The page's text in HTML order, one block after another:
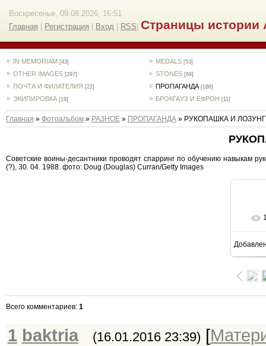
Воскресенье, 09.08.2026, 16:51
Главная
Регистрация Вход RSS Страницы истории
IN MEMORIAM [43] MEDALS [53]
OTHER IMAGES [297] STONES [69]
ПОЧТА И ФИЛАТЕЛИЯ [22] ПРОПАГАНДА [186]
ЭКИПИРОВКА [19] БРОКГАУЗ И ЕФРОН [11]
Главная » Фотоальбом» РАЗНОЕ» ПРОПАГАНДА» РУКОПАШКА И ЛОЗУНГ
Советские воины-десантники проводят спарринг по обучению навыкам
(?), 30. 04. 1988. фото: Doug (Douglas) Curran/Getty Images
Всего комментариев: 1
1 baktria (16.01.2016 23:39) [